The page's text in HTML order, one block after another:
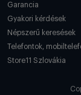
Garancia
Gyakori kérdések
Népszerű keresések
Telefontok,
Store11 Szlovákia